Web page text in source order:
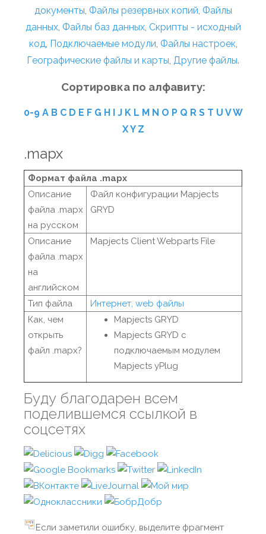
документы, Файлы резервных копий, Файлы
данных, Файлы баз данных, Скрипты - исходный
код, Подключаемые модули, Файлы настроек,
Географические файлы и карты, Другие файлы.
Сортировка по алфавиту:
0-9 A B C D E F G H I J K L M N O P Q R S T U VW
XY Z
.mapx
Формат файла .mapx
Описание
файла .mapx
на русском
Файл конфигурации Mapjects
GRYD
Описание
файла .mapx
на
английском
Mapjects Client Webparts File
Тип файла
Интернет, web файлы
Как, чем
открыть
файл .mapx?
Mapjects GRYD
Mapjects GRYD с
подключаемым модулем
Mapjects yPlug
Буду благодарен всем
поделившемся ссылкой в
соцсетях
Если заметили ошибку, выделите фрагмент